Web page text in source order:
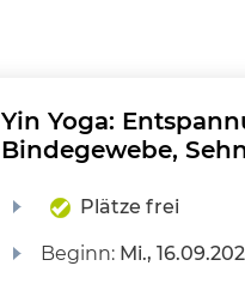
Yin Yoga:
Bindegewebe,
Plätze frei
Beginn: Mi.,